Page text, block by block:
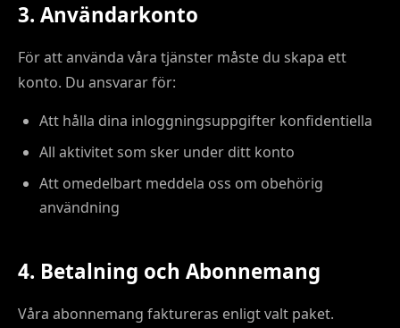
3. Användarkonto
För att använda våra tjänster måste du skapa ett
konto. Du ansvarar för:
Att hålla dina inloggningsuppgifter konfidentiella
All aktivitet som sker under ditt konto
Att omedelbart meddela oss om obehörig
användning
4. Betalning och Abonnemang
Våra abonnemang faktureras enligt valt paket.